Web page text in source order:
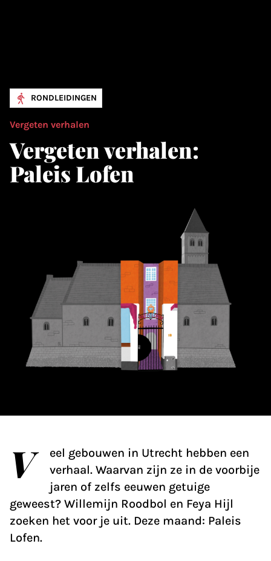
RONDLEIDINGEN
Vergeten verhalen
Vergeten verhalen:
Paleis Lofen
V
eel gebouwen in Utrecht hebben een
verhaal. Waarvan zijn ze in de voorbije
jaren of zelfs eeuwen getuige
geweest? Willemijn Roodbol en Feya Hijl
zoeken het voor je uit. Deze maand: Paleis
Lofen.